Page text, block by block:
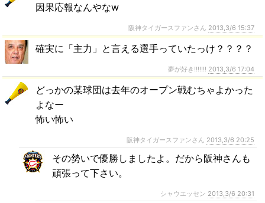
因果応報なんやなw
阪神タイガースファンさん 2013,3/6 15:37
確実に「主力」と言える選手っていたっけ？？？？
夢が好き!!!!!!! 2013,3/6 17:04
どっかの某球団は去年のオープン戦むちゃよかった
よなー
怖い怖い
阪神タイガースファンさん 2013,3/6 20:25
その勢いで優勝しましたよ。だから阪神さんも
頑張って下さい。
シャウエッセン 2013,3/6 20:31